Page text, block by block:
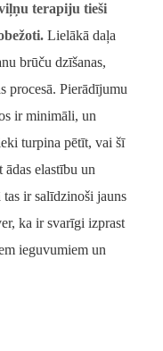
terapiju tieši
Lielākā daļa
brūču dzīšanas,
procesā. Pierādījumu
ir minimāli, un
turpina pētīt, vai šī
elastību un
ir salīdzinoši jauns
ka ir svarīgi izprast
ieguvumiem un